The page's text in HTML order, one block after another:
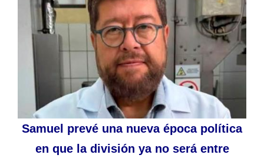
Samuel prevé una nueva época política
en que la división ya no será entre